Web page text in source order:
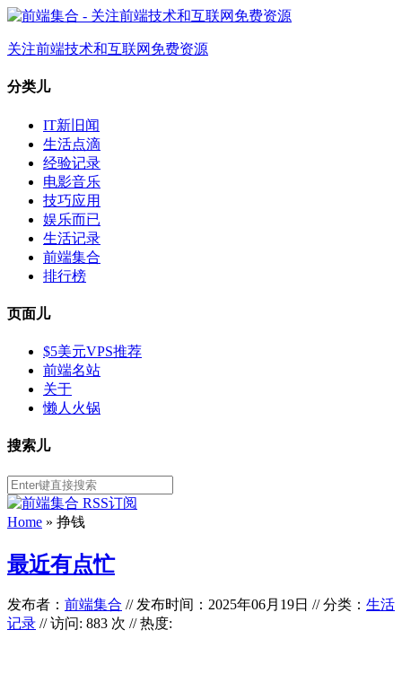
关注前端技术和互联网免费资源
分类儿
IT新旧闻
生活点滴
经验记录
电影音乐
技巧应用
娱乐而已
生活记录
前端集合
排行榜
页面儿
$5美元VPS推荐
前端名站
关于
懒人火锅
搜索儿
Home » 挣钱
最近有点忙
发布者： 前端集合 //发布时间：2025年06月19日 //分类： 生活
记录 // 访问: 883 次 // 热度: